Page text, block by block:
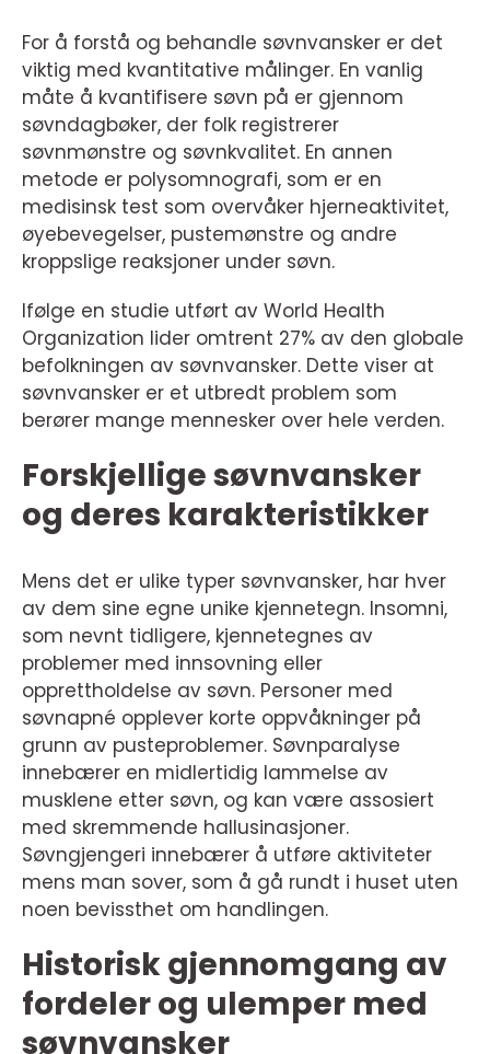
For å forstå og behandle søvnvansker er det
viktig med kvantitative målinger. En vanlig
måte å kvantifisere søvn på er gjennom
søvndagbøker, der folk registrerer
søvnmønstre og søvnkvalitet. En annen
metode er polysomnografi, som er en
medisinsk test som overvåker hjerneaktivitet,
øyebevegelser, pustemønstre og andre
kroppslige reaksjoner under søvn.
Ifølge en studie utført av World Health
Organization lider omtrent 27% av den globale
befolkningen av søvnvansker. Dette viser at
søvnvansker er et utbredt problem som
berører mange mennesker over hele verden.
Forskjellige søvnvansker
og deres karakteristikker
Mens det er ulike typer søvnvansker, har hver
av dem sine egne unike kjennetegn. Insomni,
som nevnt tidligere, kjennetegnes av
problemer med innsovning eller
opprettholdelse av søvn. Personer med
søvnapné opplever korte oppvåkninger på
grunn av pusteproblemer. Søvnparalyse
innebærer en midlertidig lammelse av
musklene etter søvn, og kan være assosiert
med skremmende hallusinasjoner.
Søvngjengeri innebærer å utføre aktiviteter
mens man sover, som å gå rundt i huset uten
noen bevissthet om handlingen.
Historisk gjennomgang av
fordeler og ulemper med
søvnvansker